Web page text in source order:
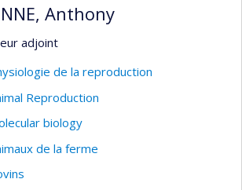
Anthony
adjoint
de la reproduction
Reproduction
biology
de la ferme